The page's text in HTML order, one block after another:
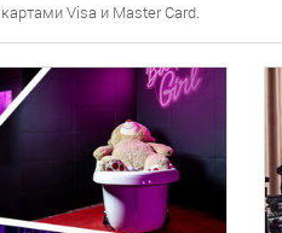
Visa и Master Card.